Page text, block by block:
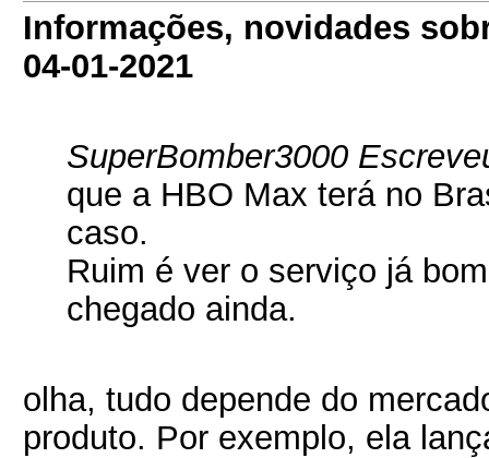
Informações, novidades
04-01-2021
SuperBomber3000
que a HBO Max terá no
caso.
Ruim é ver o serviço já
chegado ainda.
olha, tudo depende do
produto. Por exemplo, ela